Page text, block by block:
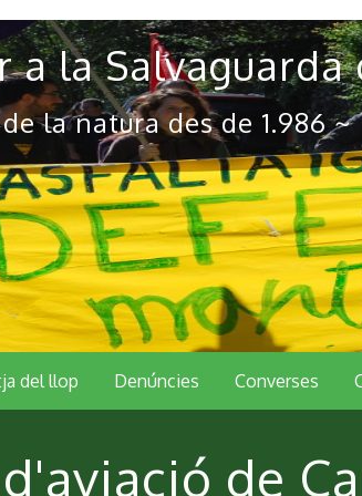
a la Salvaguarda
la natura des de 1.986 ~
del llop Denúncies Converses
de